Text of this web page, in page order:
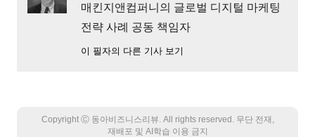
매킨지앤컴퍼니의 글로벌 디지털 마케팅
전략 사례 공동 책임자
이 필자의 다른 기사 보기
Copyright Ⓒ 동아비즈니스리뷰. All rights reserved. 무단 전재,
재배포 및 AI학습 이용 금지